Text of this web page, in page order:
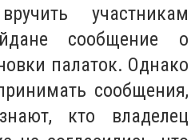
участникам
сообщение о
палаток. Однако
сообщения,
кто владелец